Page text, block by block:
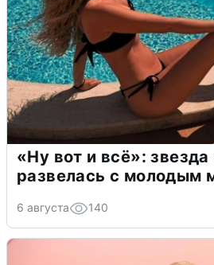
«Ну вот и всё»:
развелась с молодым
6 августа 140